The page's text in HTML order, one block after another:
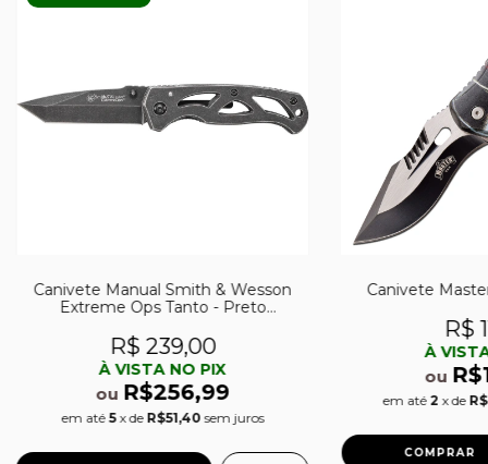
Canivete Manual Smith & Wesson
Extreme Ops Tanto - Preto
R$ 239,00
À VISTA NO PIX
ou R$256,99
em até5 x de R$51,40 sem juros
Canivete
R$
À
ou
em até 2 x de